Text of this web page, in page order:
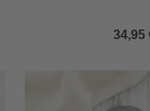
34,95